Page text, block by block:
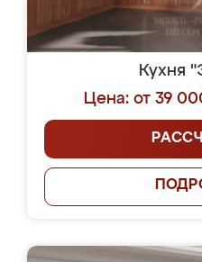
Кухня
Цена: от 39